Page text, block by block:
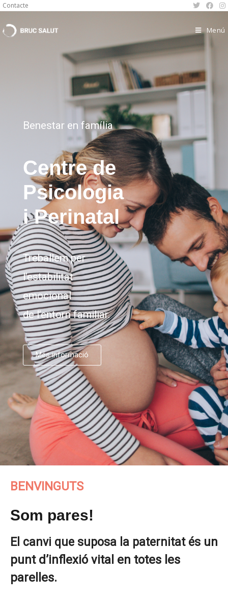
Contacte
Menú
Benestar en família
Centre de
Psicologia
i Perinatal
Treballem per
l’estabilitat
emocional
de l’entorn familiar.
Més informació
BENVINGUTS
Som pares!
El canvi que suposa la paternitat és un
punt d’inflexió vital en totes les
parelles.